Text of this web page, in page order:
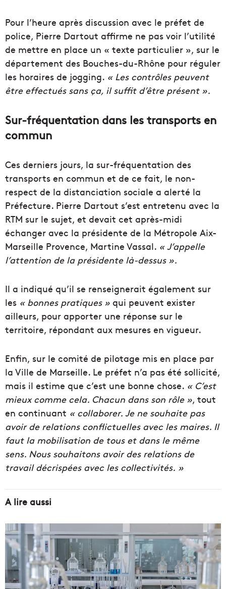
Pour l’heure après discussion avec le préfet de
police, Pierre Dartout affirme ne pas voir l’utilité
de mettre en place un « texte particulier », sur le
département des Bouches-du-Rhône pour réguler
les horaires de jogging. « Les contrôles peuvent
être effectués sans ça, il suffit d’être présent ».
Sur-fréquentation dans les transports en
commun
Ces derniers jours, la sur-fréquentation des
transports en commun et de ce fait, le non-
respect de la distanciation sociale a alerté la
Préfecture. Pierre Dartout s’est entretenu avec la
RTM sur le sujet, et devait cet après-midi
échanger avec la présidente de la Métropole Aix-
Marseille Provence, Martine Vassal. « J’appelle
l’attention de la présidente là-dessus ».
Il a indiqué qu’il se renseignerait également sur
les « bonnes pratiques » qui peuvent exister
ailleurs, pour apporter une réponse sur le
territoire, répondant aux mesures en vigueur.
Enfin, sur le comité de pilotage mis en place par
la Ville de Marseille. Le préfet n’a pas été sollicité,
mais il estime que c’est une bonne chose. « C’est
mieux comme cela. Chacun dans son rôle », tout
en continuant « collaborer. Je ne souhaite pas
avoir de relations conflictuelles avec les maires. Il
faut la mobilisation de tous et dans le même
sens. Nous souhaitons avoir des relations de
travail décrispées avec les collectivités. »
A lire aussi